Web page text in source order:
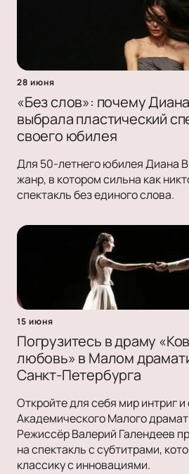
28 июня
«Без слов»: почему
выбрала пластический
своего юбилея
Для 50-летнего юбилея Диана
жанр, в котором сильна как
спектакль без единого слова.
15 июня
Погрузитесь в драму
любовь» в Малом
Санкт-Петербурга
Откройте для себя мир интриг
Академического Малого
Режиссёр Валерий Галендеев
на спектакль с субтитрами,
классику с инновациями.